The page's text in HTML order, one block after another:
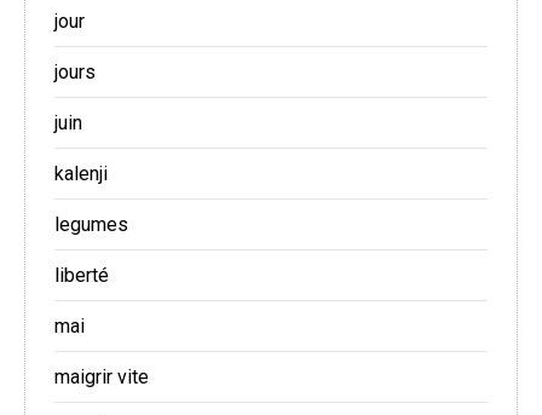
jour
jours
juin
kalenji
legumes
liberté
mai
maigrir vite